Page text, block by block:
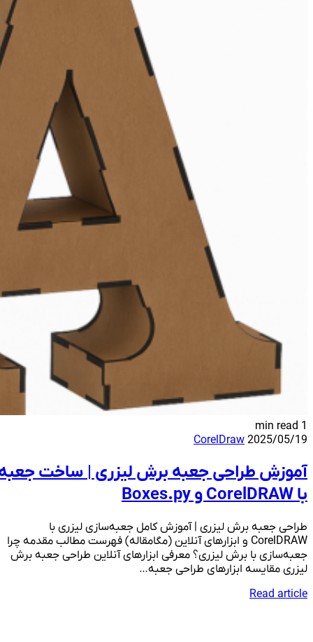
2025/05/19
CorelDraw
آموزش طراحی جعبه برش لیزری | ساخت جعبه
با CorelDRAW و Boxes.py
طراحی جعبه برش لیزری | آموزش کامل جعبه‌سازی لیزری با
CorelDRAW و ابزارهای آنلاین (مگامقاله) فهرست مطالب مقدمه چرا
جعبه‌سازی با برش لیزری؟ معرفی ابزارهای آنلاین طراحی جعبه برش
لیزری مقایسه ابزارهای طراحی جعبه…
Read article